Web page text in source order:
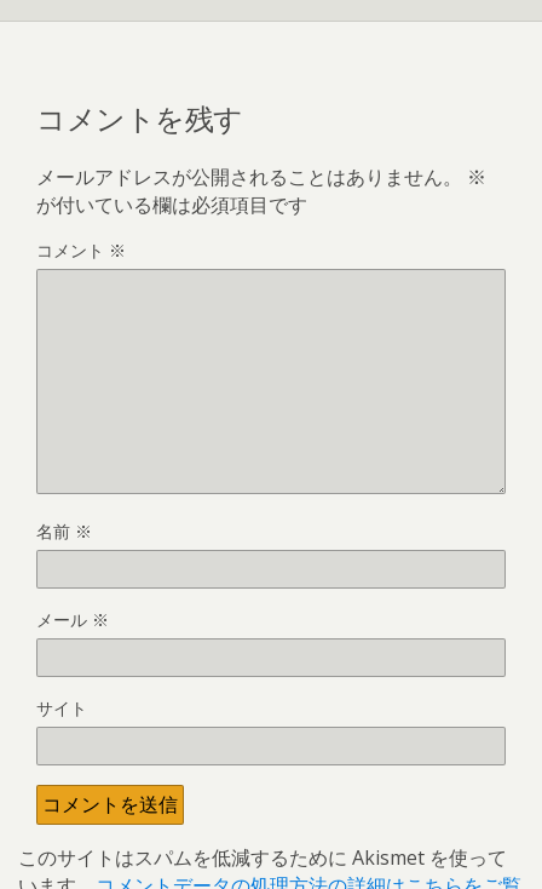
コメントを残す
メールアドレスが公開されることはありません。
※
が付いている欄は必須項目です
コメント ※
名前 ※
メール ※
サイト
このサイトはスパムを低減するために Akismet を使って